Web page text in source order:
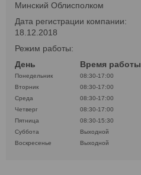
Минский Облисполком
Дата регистрации компании:
18.12.2018
Режим работы:
День
Время работы
Понедельник
08:30-17:00
Вторник
08:30-17:00
Среда
08:30-17:00
Четверг
08:30-17:00
Пятница
08:30-15:30
Суббота
Выходной
Воскресенье
Выходной